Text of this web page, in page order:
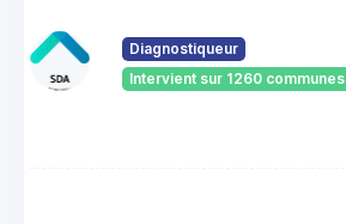
Diagnostiqueur
Intervient sur 1260 communes